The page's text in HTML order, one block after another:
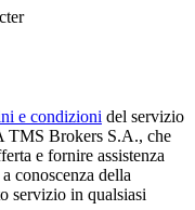
e condizioni del servizio
TMS Brokers S.A., che
e fornire assistenza
conoscenza della
servizio in qualsiasi